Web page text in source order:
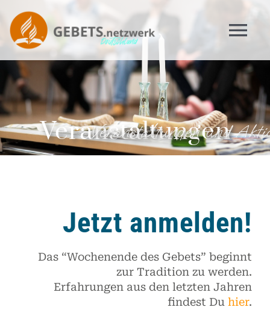
Inhalt
springen
Über uns
Veranstaltungen
Videos
Veranstaltungen
Jetzt anmelden!
Das “Wochenende des Gebets” beginnt
zur Tradition zu werden.
Erfahrungen aus den letzten Jahren
findest Duhier.